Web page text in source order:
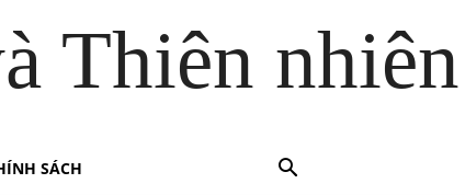
Thiên nhiên
SÁCH